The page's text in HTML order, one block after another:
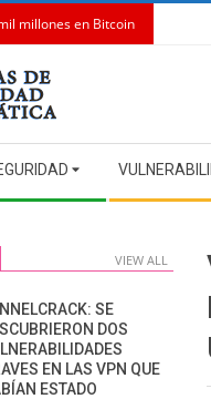
millones en Bitcoin
VIEW ALL
SE
DOS
EN LAS VPN QUE
ESTADO